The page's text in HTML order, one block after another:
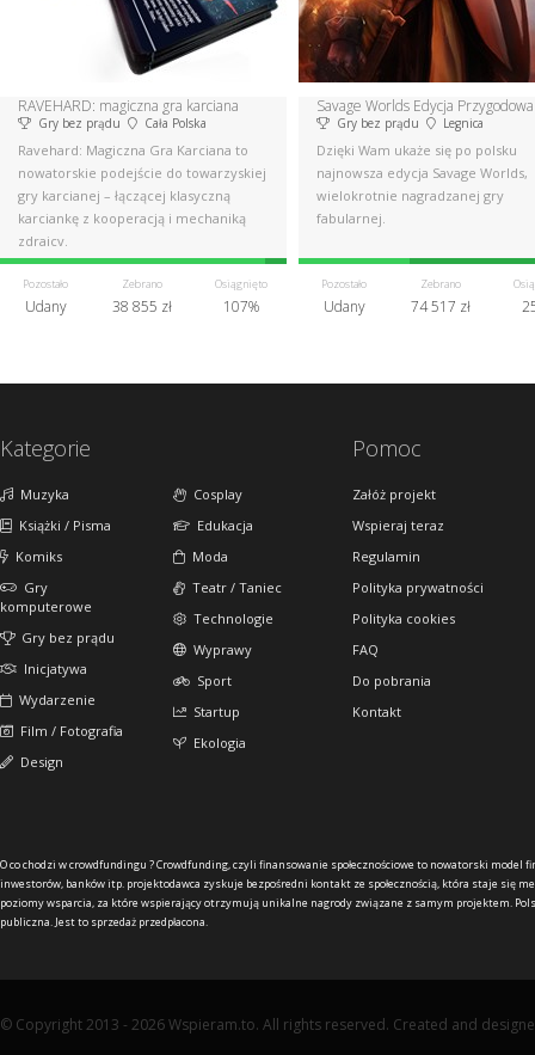
RAVEHARD: magiczna gra karciana
Gry bez prądu Cała Polska
Ravehard: Magiczna Gra Karciana to
nowatorskie podejście do towarzyskiej
gry karcianej – łączącej klasyczną
karciankę z kooperacją i mechaniką
zdrajcy.
Pozostało
Udany
Zebrano
38 855 zł
Osiągnięto
107%
Savage Worlds Edycja Przygodowa
Gry bez prądu Legnica
Dzięki Wam ukaże się po polsku
najnowsza edycja Savage Worlds,
wielokrotnie nagradzanej gry
fabularnej.
Pozostało
Udany
Zebrano
74 517 zł
Kategorie
Muzyka
Książki / Pisma
Komiks
Gry
komputerowe
Gry bez prądu
Inicjatywa
Wydarzenie
Film / Fotografia
Design
Cosplay
Edukacja
Moda
Teatr / Taniec
Technologie
Wyprawy
Sport
Startup
Ekologia
Pomoc
Załóż projekt
Wspieraj teraz
Regulamin
Polityka prywatności
Polityka cookies
FAQ
Do pobrania
Kontakt
O co chodzi w crowdfundingu ?Crowdfunding, czyli finansowanie społecznościowe to nowatorski model
inwestorów, banków itp. projektodawca zyskuje bezpośredni kontakt ze społecznością, która staje się
poziomy wsparcia, za które wspierający otrzymują unikalne nagrody związane z samym projektem.
publiczna. Jest to sprzedaż przedpłacona.
© Copyright 2013 - 2026 Wspieram.to. All rights reserved. Created and